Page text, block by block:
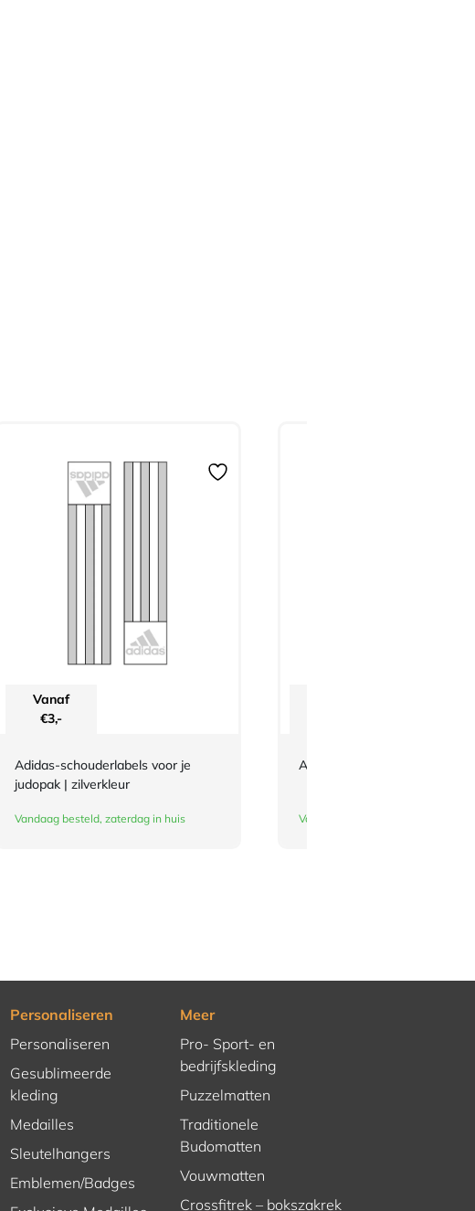
Vanaf
€3,-
Adidas-schouderlabels voor je
judopak | zilverkleur
Vandaag besteld, zaterdag in huis
Adidas BJJ Badges
Vandaag besteld, zaterdag in huis
Personaliseren
Personaliseren
Gesublimeerde
kleding
Medailles
Sleutelhangers
Emblemen/Badges
Meer
Pro- Sport- en
bedrijfskleding
Puzzelmatten
Traditionele
Budomatten
Vouwmatten
Crossfitrek – bokszakrek